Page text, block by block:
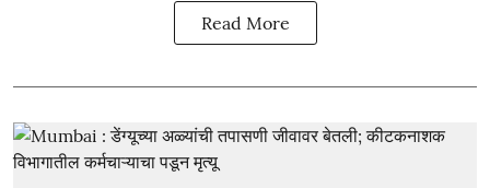
Read More